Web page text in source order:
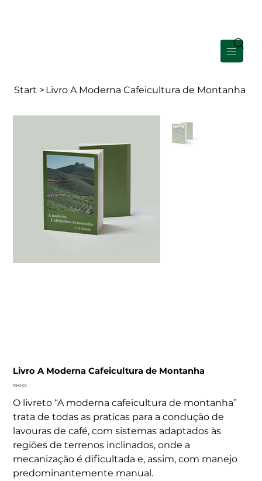
Start > Livro A Moderna Cafeicultura de Montanha
Livro A Moderna Cafeicultura de Montanha
Price
R$40.00
O livreto “A moderna cafeicultura de montanha”
trata de todas as praticas para a condução de
lavouras de café, com sistemas adaptados às
regiões de terrenos inclinados, onde a
mecanização é dificultada e, assim, com manejo
predominantemente manual.